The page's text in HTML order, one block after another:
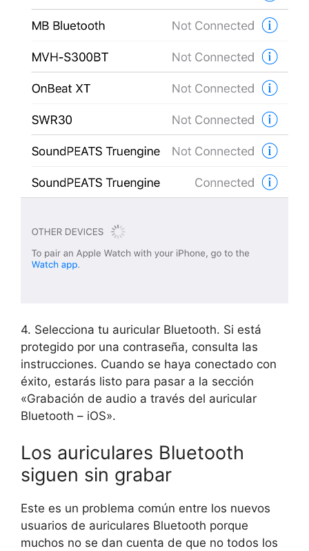
4. Selecciona tu auricular Bluetooth. Si está
protegido por una contraseña, consulta las
instrucciones. Cuando se haya conectado con
éxito, estarás listo para pasar a la sección
«Grabación de audio a través del auricular
Bluetooth – iOS».
Los auriculares Bluetooth
siguen sin grabar
Este es un problema común entre los nuevos
usuarios de auriculares Bluetooth porque
muchos no se dan cuenta de que no todos los